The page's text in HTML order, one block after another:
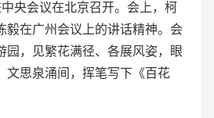
央会议在北京召开。会上，柯
毅在广州会议上的讲话精神。会
园，见繁花满径、各展风姿，眼
文思泉涌间，挥笔写下《百花